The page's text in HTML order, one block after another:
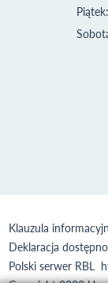
Piątek:
Klauzula
Deklaracja
Polski serwer RBL